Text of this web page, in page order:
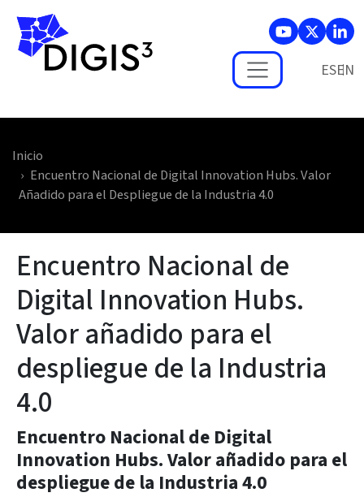
Skip to main content
ES
Inicio
Encuentro Nacional de Digital Innovation Hubs. Valor
Añadido para el Despliegue de la Industria 4.0
Encuentro Nacional de
Digital Innovation Hubs.
Valor añadido para el
despliegue de la Industria
4.0
Encuentro Nacional de Digital
Innovation Hubs. Valor añadido para el
despliegue de la Industria 4.0